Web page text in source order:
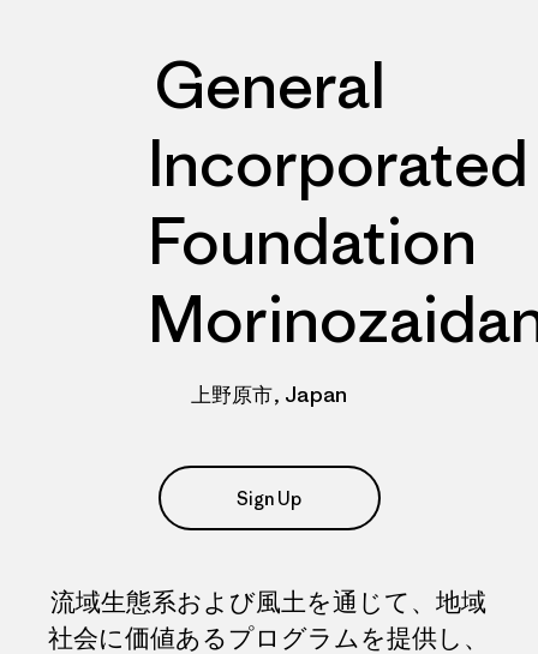
General
Incorporated
Foundation
上野原市, Japan
Sign Up
流域生態系および風土を通じて、地域
社会に価値あるプログラムを提供し、